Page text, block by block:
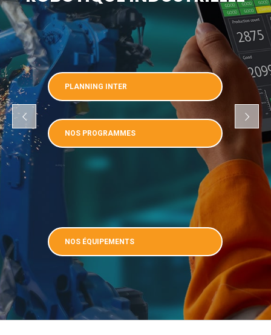
NOS ÉQUIPEMENTS
PLANNING INTER
NOS PROGRAMMES